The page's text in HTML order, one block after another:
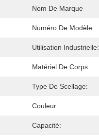
Nom De Marque
Numéro De Modèle
Utilisation Industrielle:
Matériel De Corps:
Type De Scellage:
Couleur:
Capacité: